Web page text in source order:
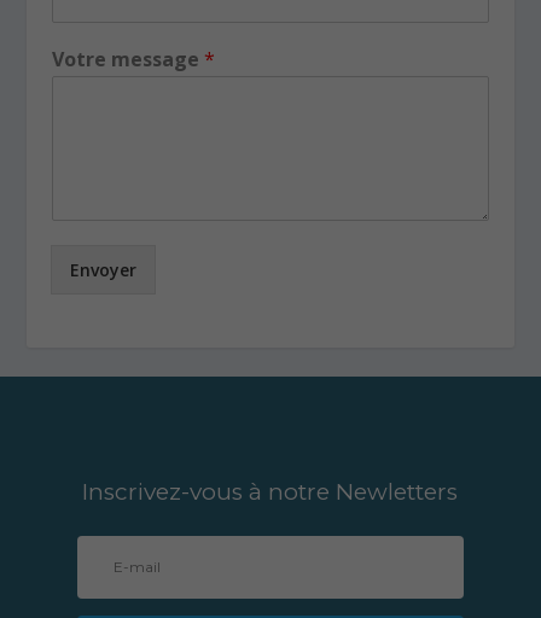
Votre message *
Envoyer
Inscrivez-vous à notre Newletters